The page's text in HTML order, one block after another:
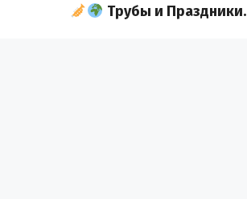
Трубы и